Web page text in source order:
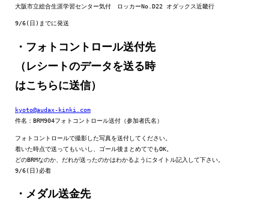
大阪市立総合生涯学習センター気付　ロッカーNo.D22 オダックス近畿行
9/6(日)までに発送
・フォトコントロール送付先
（レシートのデータを送る時
はこちらに送信）
kyoto@audax-kinki.com
件名：BRM904フォトコントロール送付（参加者氏名）
フォトコントロールで撮影した写真を送付してください。
着いた時点で送ってもいいし、ゴール後まとめてでもOK。
どのBRMなのか、だれが送ったのかはわかるようにタイトル記入して下さい。
9/6(日)必着
・メダル送金先